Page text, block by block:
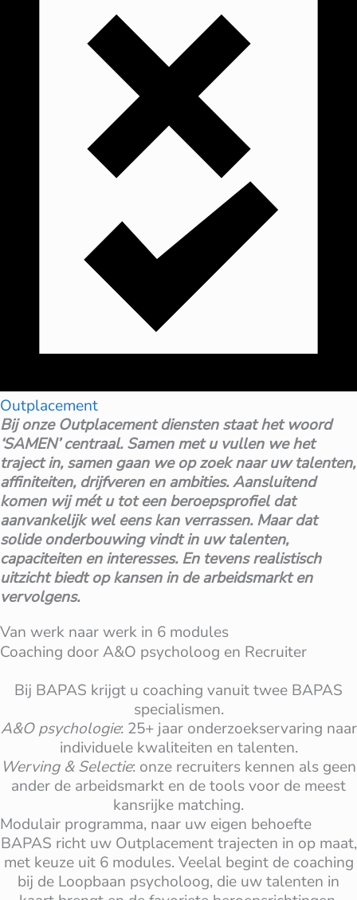
Outplacement
Bij onze Outplacement diensten staat het woord
‘SAMEN’ centraal. Samen met u vullen we het
traject in, samen gaan we op zoek naar uw talenten,
affiniteiten, drijfveren en ambities. Aansluitend
komen wij mét u tot een beroepsprofiel dat
aanvankelijk wel eens kan verrassen. Maar dat
solide onderbouwing vindt in uw talenten,
capaciteiten en interesses. En tevens realistisch
uitzicht biedt op kansen in de arbeidsmarkt en
vervolgens.
Van werk naar werk in 6 modules
Coaching door A&O psycholoog en Recruiter
Bij BAPAS krijgt u coaching vanuit twee BAPAS
specialismen.
A&O psychologie: 25+ jaar onderzoekservaring naar
individuele kwaliteiten en talenten.
Werving & Selectie: onze recruiters kennen als geen
ander de arbeidsmarkt en de tools voor de meest
kansrijke matching.
Modulair programma, naar uw eigen behoefte
BAPAS richt uw Outplacement trajecten in op maat,
met keuze uit 6 modules. Veelal begint de coaching
bij de Loopbaan psycholoog, die uw talenten in